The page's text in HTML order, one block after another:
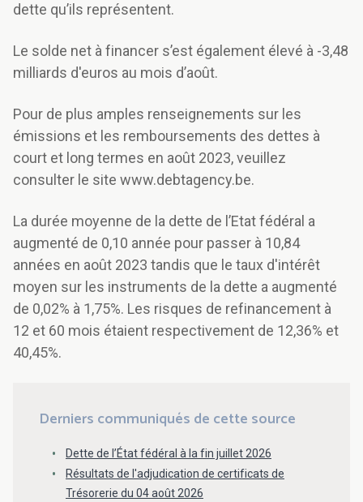
dette qu’ils représentent.
Le solde net à financer s’est également élevé à -3,48
milliards d'euros au mois d’août.
Pour de plus amples renseignements sur les
émissions et les remboursements des dettes à
court et long termes en août 2023, veuillez
consulter le site www.debtagency.be.
La durée moyenne de la dette de l’Etat fédéral a
augmenté de 0,10 année pour passer à 10,84
années en août 2023 tandis que le taux d'intérêt
moyen sur les instruments de la dette a augmenté
de 0,02% à 1,75%. Les risques de refinancement à
12 et 60 mois étaient respectivement de 12,36% et
40,45%.
Derniers communiqués de cette source
Dette de l’État fédéral à la fin juillet 2026
Résultats de l'adjudication de certificats de
Trésorerie du 04 août 2026